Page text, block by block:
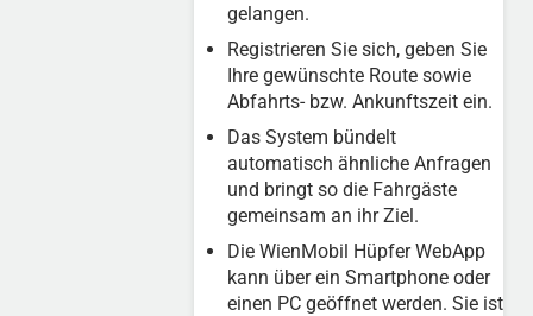
gelangen.
Registrieren Sie sich, geben Sie
Ihre gewünschte Route sowie
Abfahrts- bzw. Ankunftszeit ein.
Das System bündelt
automatisch ähnliche Anfragen
und bringt so die Fahrgäste
gemeinsam an ihr Ziel.
Die WienMobil Hüpfer WebApp
kann über ein Smartphone oder
einen PC geöffnet werden. Sie ist